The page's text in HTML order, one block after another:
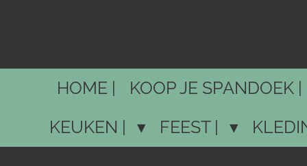
de
hoofdinhoudHOME |
KOOP JE SPANDOEK |
KEUKEN |
FEEST |